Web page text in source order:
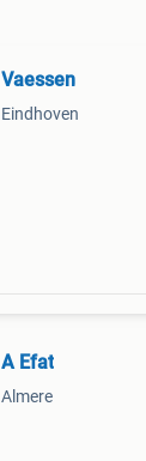
Vaessen
Eindhoven
A Efat
Almere